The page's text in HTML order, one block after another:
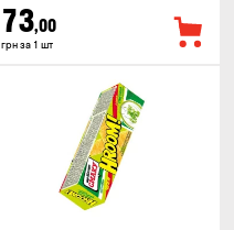
73,00
грн за 1 шт